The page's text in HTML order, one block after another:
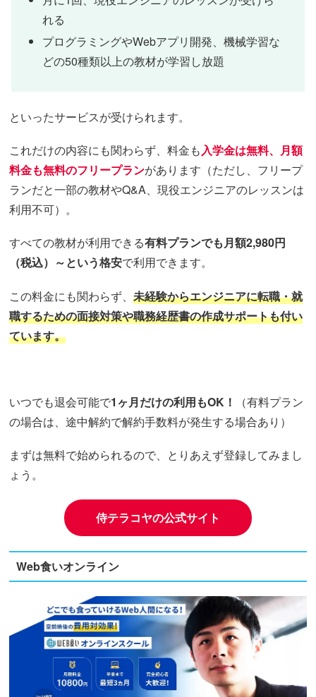
れる
プログラミングやWebアプリ開発、機械学習な
どの50種類以上の教材が学習し放題
といったサービスが受けられます。
これだけの内容にも関わらず、料金も入学金は無料、月額
料金も無料のフリープランがあります（ただし、フリープ
ランだと一部の教材やQ&A、現役エンジニアのレッスンは
利用不可）。
すべての教材が利用できる有料プランでも月額2,980円
（税込）～という格安で利用できます。
この料金にも関わらず、未経験からエンジニアに転職・就
職するための面接対策や職務経歴書の作成サポートも付い
ています。
いつでも退会可能で1ヶ月だけの利用もOK！
（有料プラン
の場合は、途中解約で解約手数料が発生する場合あり）
まずは無料で始められるので、とりあえず登録してみまし
ょう。
侍テラコヤの公式サイト
Web食いオンライン